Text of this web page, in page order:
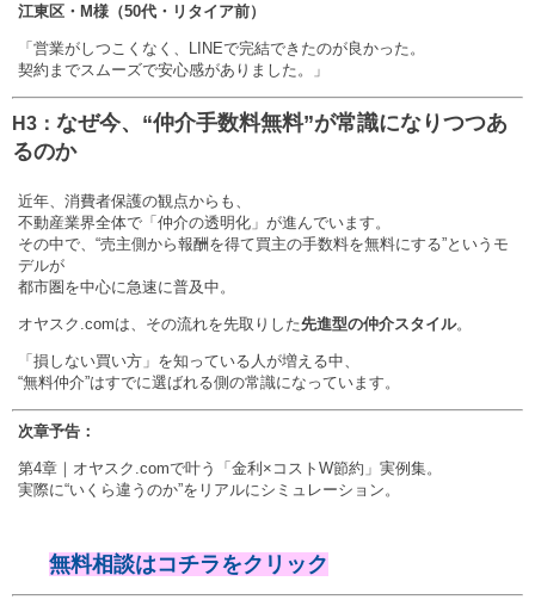
江東区・M様（50代・リタイア前）
「営業がしつこくなく、LINEで完結できたのが良かった。
契約までスムーズで安心感がありました。」
H3： なぜ今、“仲介手数料無料”が常識になりつつあ
るのか
近年、消費者保護の観点からも、
不動産業界全体で「仲介の透明化」が進んでいます。
その中で、“売主側から報酬を得て買主の手数料を無料にする”というモ
デルが
都市圏を中心に急速に普及中。
オヤスク.comは、その流れを先取りした先進型の仲介スタイル。
「損しない買い方」を知っている人が増える中、
“無料仲介”はすでに選ばれる側の常識になっています。
次章予告：
第4章｜オヤスク.comで叶う「金利×コストW節約」実例集。
実際に“いくら違うのか”をリアルにシミュレーション。
無料相談はコチラをクリック